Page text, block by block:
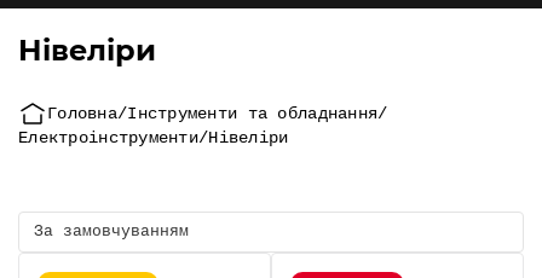
Нівеліри
Головна Інструменти та обладнання
Електроінструменти Нівеліри